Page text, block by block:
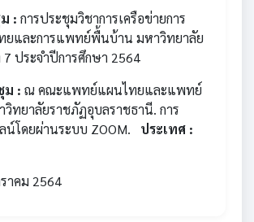
: การประชุมวิชาการเครือข่ายการ
และการแพทย์พื้นบ้าน มหาวิทยาลัย
ประจำปีการศึกษา 2564
ม : ณ คณะแพทย์แผนไทยและแพทย์
วิทยาลัยราชภัฏอุบลราชธานี. การ
น์โดยผ่านระบบ ZOOM. ประเทศ :
าคม 2564